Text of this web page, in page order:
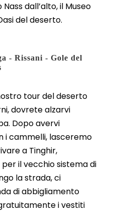
dall’alto, il Museo
del deserto.
- Rissani - Gole del
tour del deserto
dovrete alzarvi
Dopo avervi
cammelli, lasceremo
a Tinghir,
il vecchio sistema di
la strada, ci
di abbigliamento
i vestiti